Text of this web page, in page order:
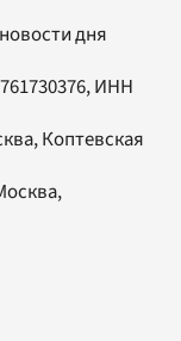
дня
ИНН
Коптевская
,